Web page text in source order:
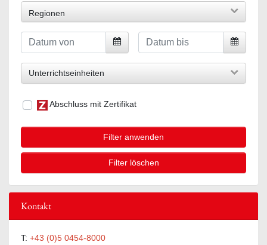
Regionen
Unterrichtseinheiten
Abschluss mit Zertifikat
Filter anwenden
Filter löschen
Kontakt
T: +43 (0)5 0454-8000